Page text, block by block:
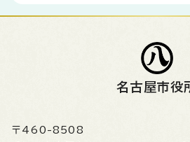
名古屋市役
〒460-8508